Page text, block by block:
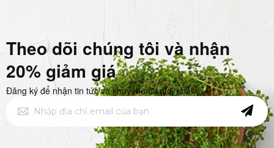
Theo dõi chúng tôi và nhận
20% giảm giá
Đăng ký để nhận tin tức và khuyến mãi mới nhất
để